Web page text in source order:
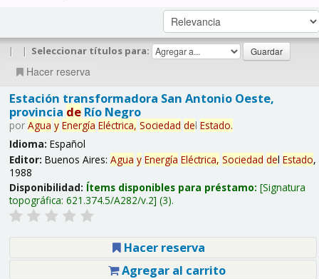
| | Seleccionar títulos para:
Hacer reserva
Estación transformadora San Antonio Oeste,
provincia deRío Negro
por Agua y Energía Eléctrica, Sociedad del Estado.
Idioma: Español
Editor: Buenos Aires: Agua y Energía Eléctrica, Sociedad del Estado,
1988
Disponibilidad: Ítems disponibles para préstamo: Signatura
topográfica: 621.374.5/A282/v.2 (3).
Hacer reserva
Agregar al carrito